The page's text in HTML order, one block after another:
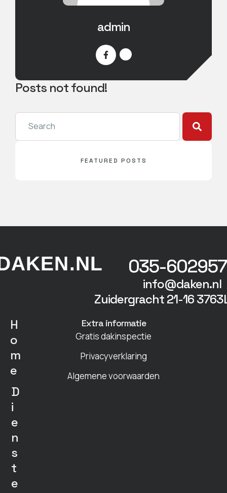
admin
Posts not found!
FEATURED POSTS
035-
info@daken.nl
Zuidergracht 21-16
H
o
m
e
D
i
e
n
s
t
e
Extra informatie
Gratis dakinspectie
Privacyverklaring
Algemene voorwaarden